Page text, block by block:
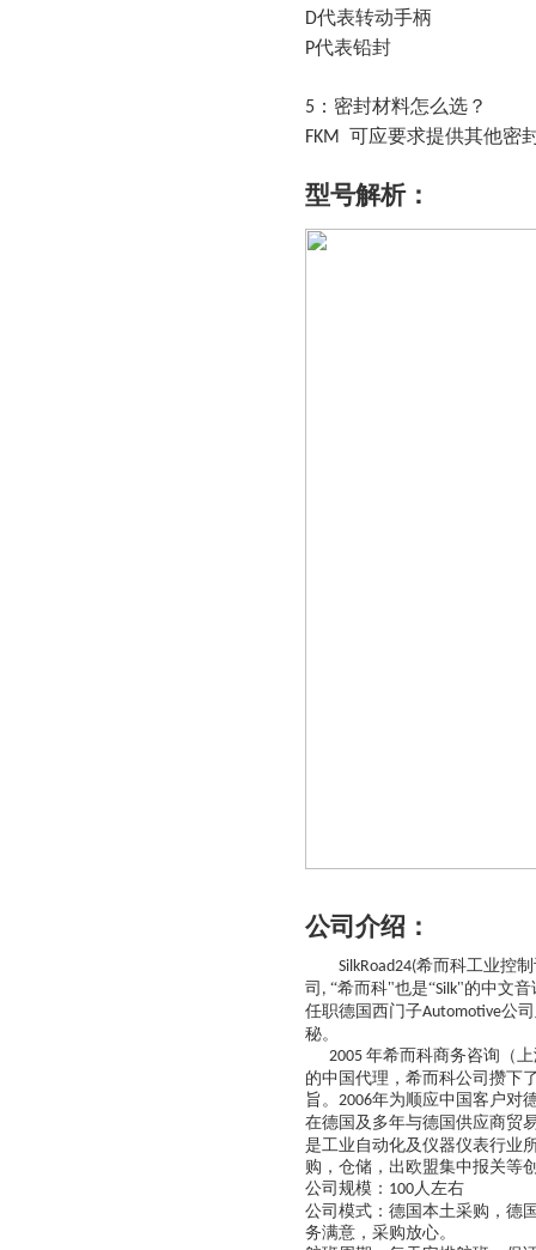
D代表转动手柄
P代表铅封
5 ：密封材料怎么选？
FKM 可应要求提供其他密
型号解析：
公司介绍：
SilkRoad24(希而科工业控
司 , “希而科"也是“Silk"的中文音
任职德国西门子Automotive公
秘。
2005 年希而科商务咨询（
的中国代理，希而科公司攒下
旨。 2006年为顺应中国客户对
在德国及多年与德国供应商贸
是工业自动化及仪器仪表行业
购，仓储，出欧盟集中报关等
公司规模： 100人左右
公司模式：德国本土采购，德
务满意，采购放心。